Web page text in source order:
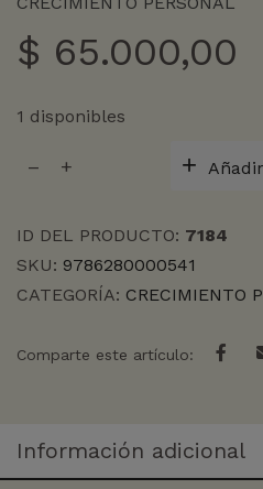
$ 65.000,00
1 disponibles
TENGAS
NADA
cantidad
ID DEL PRODUCTO: 7184
SKU: 9786280000541
CATEGORÍA: CRECIMIENTO
Comparte este artículo:
Información adicional